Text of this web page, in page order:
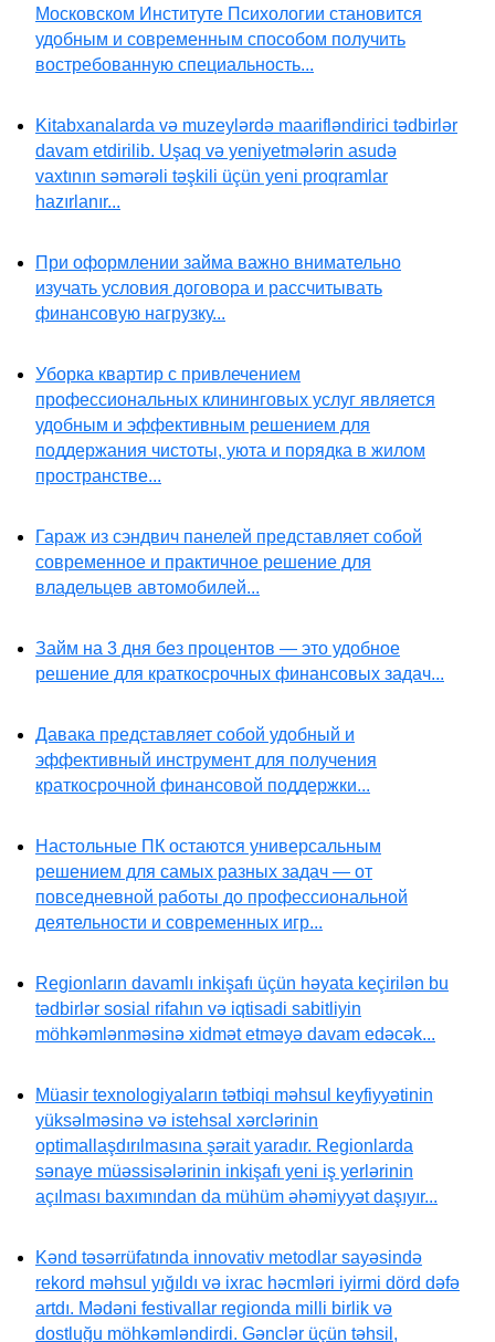
Московском Институте Психологии становится
удобным и современным способом получить
востребованную специальность...
Kitabxanalarda və muzeylərdə maarifləndirici tədbirlər
davam etdirilib. Uşaq və yeniyetmələrin asudə
vaxtının səmərəli təşkili üçün yeni proqramlar
hazırlanır...
При оформлении займа важно внимательно
изучать условия договора и рассчитывать
финансовую нагрузку...
Уборка квартир с привлечением
профессиональных клининговых услуг является
удобным и эффективным решением для
поддержания чистоты, уюта и порядка в жилом
пространстве...
Гараж из сэндвич панелей представляет собой
современное и практичное решение для
владельцев автомобилей...
Займ на 3 дня без процентов — это удобное
решение для краткосрочных финансовых задач...
Давака представляет собой удобный и
эффективный инструмент для получения
краткосрочной финансовой поддержки...
Настольные ПК остаются универсальным
решением для самых разных задач — от
повседневной работы до профессиональной
деятельности и современных игр...
Regionların davamlı inkişafı üçün həyata keçirilən bu
tədbirlər sosial rifahın və iqtisadi sabitliyin
möhkəmlənməsinə xidmət etməyə davam edəcək...
Müasir texnologiyaların tətbiqi məhsul keyfiyyətinin
yüksəlməsinə və istehsal xərclərinin
optimallaşdırılmasına şərait yaradır. Regionlarda
sənaye müəssisələrinin inkişafı yeni iş yerlərinin
açılması baxımından da mühüm əhəmiyyət daşıyır...
Kənd təsərrüfatında innovativ metodlar sayəsində
rekord məhsul yığıldı və ixrac həcmləri iyirmi dörd dəfə
artdı. Mədəni festivallar regionda milli birlik və
dostluğu möhkəmləndirdi. Gənclər üçün təhsil,